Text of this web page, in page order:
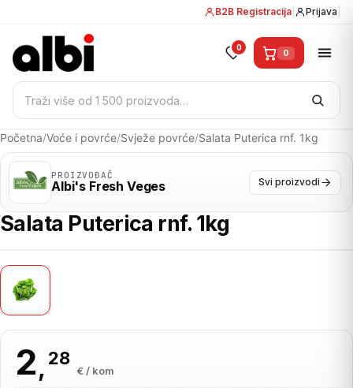
B2B Registracija Prijava
Pretraži:
0 0
Početna/Voće i povrće/Svježe povrće/Salata Puterica rnf. 1kg
PROIZVOĐAČ
Albi's Fresh Veges Svi proizvodi
Salata Puterica rnf. 1kg
2, 28
€ / kom